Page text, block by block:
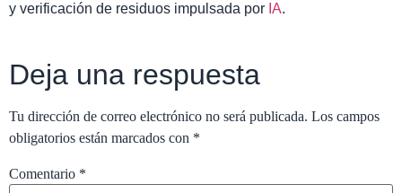
y verificación de residuos impulsada por IA.
Deja una respuesta
Tu dirección de correo electrónico no será publicada. Los campos
obligatorios están marcados con *
Comentario *